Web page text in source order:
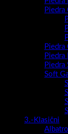
Piedra
Piedra
Piedra
Piedra
Soft
3.-Klasični